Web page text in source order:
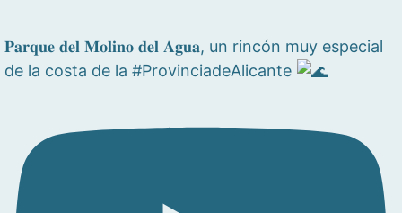
𝐏𝐚𝐫𝐪𝐮𝐞 𝐝𝐞𝐥 𝐌𝐨𝐥𝐢𝐧𝐨 𝐝𝐞𝐥 𝐀𝐠𝐮𝐚, un rincón muy especial
de la costa de la #ProvinciadeAlicante